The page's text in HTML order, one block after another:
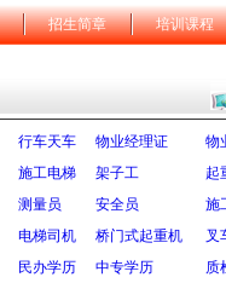
招生简章 培训课程
行车天车 物业经理证
物
施工电梯 架子工
起
测量员 安全员
施
电梯司机 桥门式起重机
叉
民办学历 中专学历 质